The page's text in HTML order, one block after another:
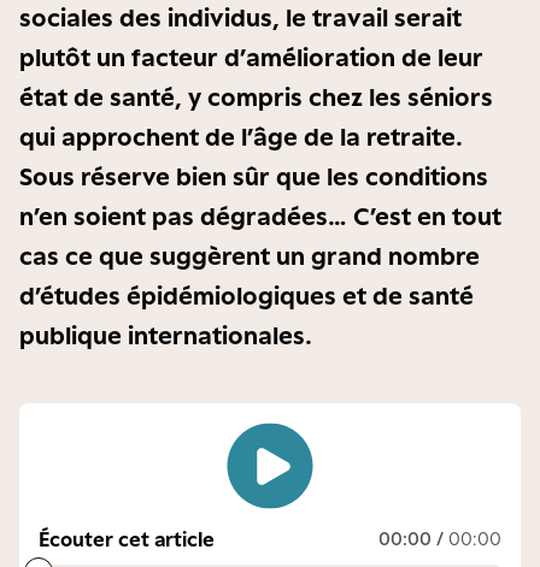
sociales des individus, le travail serait
plutôt un facteur d’amélioration de leur
état de santé, y compris chez les séniors
qui approchent de l’âge de la retraite.
Sous réserve bien sûr que les conditions
n’en soient pas dégradées… C’est en tout
cas ce que suggèrent un grand nombre
d’études épidémiologiques et de santé
publique internationales.
Écouter cet article 00:00 / 00:00